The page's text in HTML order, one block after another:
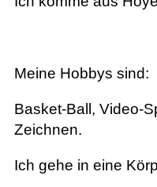
Meine Hobbys sind:
Basket-Ball, Video-
Zeichnen.
Ich gehe in eine